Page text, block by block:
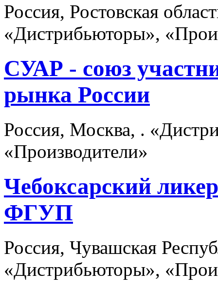
Россия, Ростовская
«Дистрибьюторы»,
СУАР - союз
рынка России
Россия, Москва, .
«Производители»
Чебоксарский
ФГУП
Россия, Чувашская
«Дистрибьюторы»,